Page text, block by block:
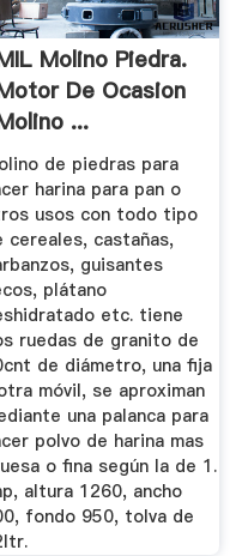
Molino Piedra.
De Ocasion
...
de piedras para
harina para pan o
usos con todo tipo
cereales, castañas,
guisantes
plátano
etc. tiene
ruedas de granito de
de diámetro, una fija
móvil, se aproximan
una palanca para
polvo de harina mas
o fina según la de 1.
altura 1260, ancho
fondo 950, tolva de